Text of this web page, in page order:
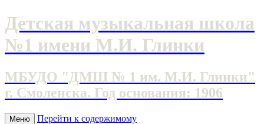
Детская музыкальная школа
№1 имени М.И. Глинки
МБУДО "ДМШ № 1 им. М.И. Глинки"
г. Смоленска. Год основания: 1906
Меню Перейти к содержимому